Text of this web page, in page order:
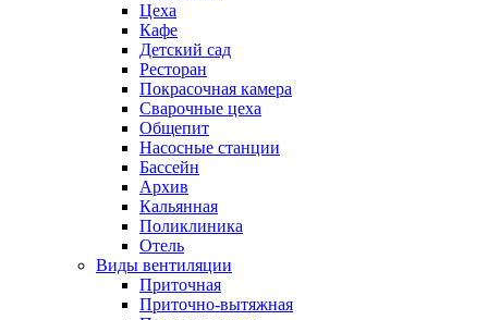
Цеха
Кафе
Детский сад
Ресторан
Покрасочная камера
Сварочные цеха
Общепит
Насосные станции
Бассейн
Архив
Кальянная
Поликлиника
Отель
Виды вентиляции
Приточная
Приточно-вытяжная